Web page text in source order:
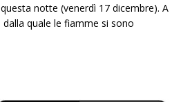
notte (venerdì 17 dicembre). A
quale le fiamme si sono